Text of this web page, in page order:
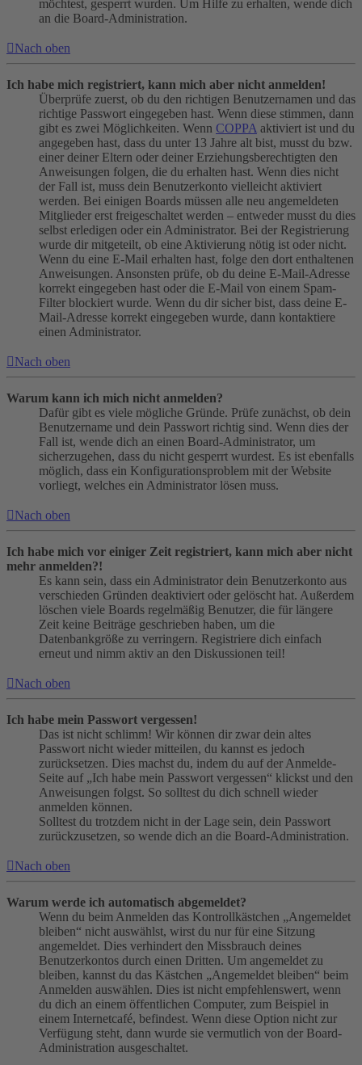
möchtest, gesperrt wurden. Um Hilfe zu erhalten, wende dich
an die Board-Administration.
Nach oben
Ich habe mich registriert, kann mich aber nicht anmelden!
Überprüfe zuerst, ob du den richtigen Benutzernamen und das
richtige Passwort eingegeben hast. Wenn diese stimmen, dann
gibt es zwei Möglichkeiten. Wenn COPPA aktiviert ist und du
angegeben hast, dass du unter 13 Jahre alt bist, musst du bzw.
einer deiner Eltern oder deiner Erziehungsberechtigten den
Anweisungen folgen, die du erhalten hast. Wenn dies nicht
der Fall ist, muss dein Benutzerkonto vielleicht aktiviert
werden. Bei einigen Boards müssen alle neu angemeldeten
Mitglieder erst freigeschaltet werden – entweder musst du dies
selbst erledigen oder ein Administrator. Bei der Registrierung
wurde dir mitgeteilt, ob eine Aktivierung nötig ist oder nicht.
Wenn du eine E-Mail erhalten hast, folge den dort enthaltenen
Anweisungen. Ansonsten prüfe, ob du deine E-Mail-Adresse
korrekt eingegeben hast oder die E-Mail von einem Spam-
Filter blockiert wurde. Wenn du dir sicher bist, dass deine E-
Mail-Adresse korrekt eingegeben wurde, dann kontaktiere
einen Administrator.
Nach oben
Warum kann ich mich nicht anmelden?
Dafür gibt es viele mögliche Gründe. Prüfe zunächst, ob dein
Benutzername und dein Passwort richtig sind. Wenn dies der
Fall ist, wende dich an einen Board-Administrator, um
sicherzugehen, dass du nicht gesperrt wurdest. Es ist ebenfalls
möglich, dass ein Konfigurationsproblem mit der Website
vorliegt, welches ein Administrator lösen muss.
Nach oben
Ich habe mich vor einiger Zeit registriert, kann mich aber nicht
mehr anmelden?!
Es kann sein, dass ein Administrator dein Benutzerkonto aus
verschieden Gründen deaktiviert oder gelöscht hat. Außerdem
löschen viele Boards regelmäßig Benutzer, die für längere
Zeit keine Beiträge geschrieben haben, um die
Datenbankgröße zu verringern. Registriere dich einfach
erneut und nimm aktiv an den Diskussionen teil!
Nach oben
Ich habe mein Passwort vergessen!
Das ist nicht schlimm! Wir können dir zwar dein altes
Passwort nicht wieder mitteilen, du kannst es jedoch
zurücksetzen. Dies machst du, indem du auf der Anmelde-
Seite auf „Ich habe mein Passwort vergessen“ klickst und den
Anweisungen folgst. So solltest du dich schnell wieder
anmelden können.
Solltest du trotzdem nicht in der Lage sein, dein Passwort
zurückzusetzen, so wende dich an die Board-Administration.
Nach oben
Warum werde ich automatisch abgemeldet?
Wenn du beim Anmelden das Kontrollkästchen „Angemeldet
bleiben“ nicht auswählst, wirst du nur für eine Sitzung
angemeldet. Dies verhindert den Missbrauch deines
Benutzerkontos durch einen Dritten. Um angemeldet zu
bleiben, kannst du das Kästchen „Angemeldet bleiben“ beim
Anmelden auswählen. Dies ist nicht empfehlenswert, wenn
du dich an einem öffentlichen Computer, zum Beispiel in
einem Internetcafé, befindest. Wenn diese Option nicht zur
Verfügung steht, dann wurde sie vermutlich von der Board-
Administration ausgeschaltet.